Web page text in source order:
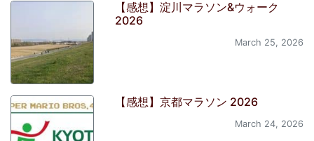
【感想】淀川マラソン&ウォーク
2026
March 25, 2026
【感想】京都マラソン 2026
March 24, 2026